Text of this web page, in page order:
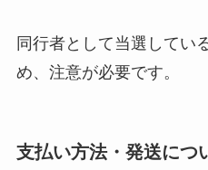
同行者として当選してい
め、注意が必要です。
支払い方法・発送につ